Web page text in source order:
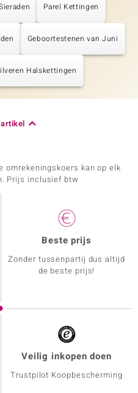
Parel Kettingen
Geboortestenen van Juni
Halskettingen
kan op elk
Prijs inclusief btw
Beste prijs
Zonder tussenpartij dus altijd
de beste prijs!
Veilig inkopen doen
Trustpilot Koopbescherming